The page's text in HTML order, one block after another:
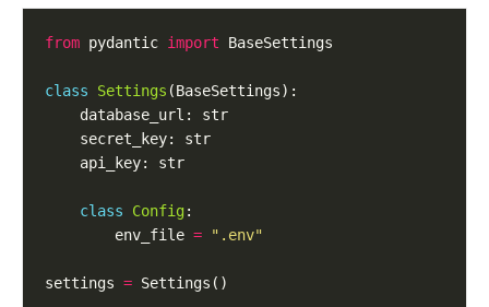
from pydantic import
class Settings
class Config
        env_file
= ".env"
settings =